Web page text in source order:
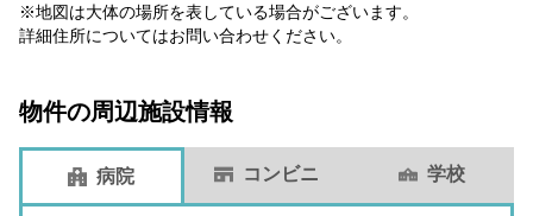
※地図は大体の場所を表している場合がございます。
詳細住所についてはお問い合わせください。
物件の周辺施設情報
病院 コンビニ 学校